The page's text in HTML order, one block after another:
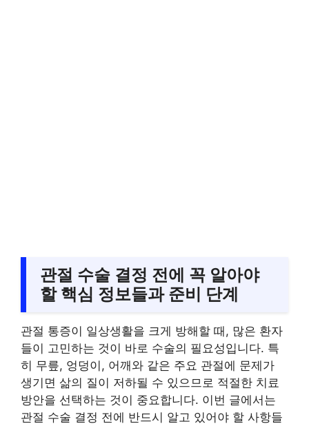
관절 수술 결정 전에 꼭 알아야
할 핵심 정보들과 준비 단계
관절 통증이 일상생활을 크게 방해할 때, 많은 환자
들이 고민하는 것이 바로 수술의 필요성입니다. 특
히 무릎, 엉덩이, 어깨와 같은 주요 관절에 문제가
생기면 삶의 질이 저하될 수 있으므로 적절한 치료
방안을 선택하는 것이 중요합니다. 이번 글에서는
관절 수술 결정 전에 반드시 알고 있어야 할 사항들